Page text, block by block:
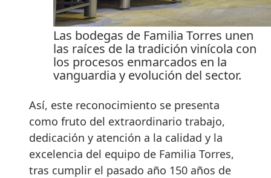
Las bodegas de Familia Torres unen
las raíces de la tradición vinícola con
los procesos enmarcados en la
vanguardia y evolución del sector.
Así, este reconocimiento se presenta
como fruto del extraordinario trabajo,
dedicación y atención a la calidad y la
excelencia del equipo de Familia Torres,
tras cumplir el pasado año 150 años de